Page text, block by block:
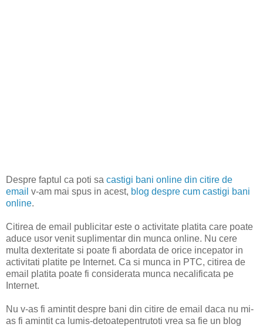
Despre faptul ca poti sa castigi bani online din citire de
email v-am mai spus in acest, blog despre cum castigi bani
online.
Citirea de email publicitar este o activitate platita care poate
aduce usor venit suplimentar din munca online. Nu cere
multa dexteritate si poate fi abordata de orice incepator in
activitati platite pe Internet. Ca si munca in PTC, citirea de
email platita poate fi considerata munca necalificata pe
Internet.
Nu v-as fi amintit despre bani din citire de email daca nu mi-
as fi amintit ca lumis-detoatepentrutoti vrea sa fie un blog